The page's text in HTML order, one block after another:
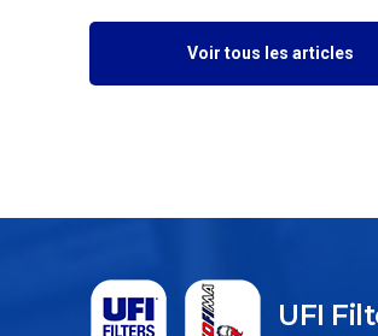
Voir tous les articles
UFI